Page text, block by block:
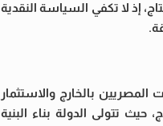
إذ لا تكفي السياسة النقدية
بالخارج والاستثمار
تتولى الدولة بناء البنية